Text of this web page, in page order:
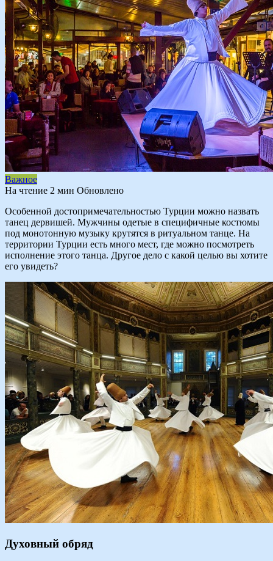
Важное
На чтение 2 мин Обновлено
Особенной достопримечательностью Турции можно назвать
танец дервишей. Мужчины одетые в специфичные костюмы
под монотонную музыку крутятся в ритуальном танце. На
территории Турции есть много мест, где можно посмотреть
исполнение этого танца. Другое дело с какой целью вы хотите
его увидеть?
Духовный обряд